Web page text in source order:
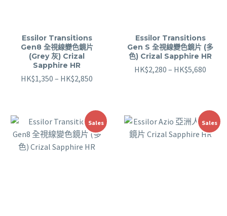
Essilor Transitions
Gen8 全視線變色鏡片
(Grey 灰) Crizal
Sapphire HR
HK$1,350 – HK$2,850
Essilor Transitions
Gen S 全視線變色鏡片 (多
色) Crizal Sapphire HR
HK$2,280 – HK$5,680
Sales Sales